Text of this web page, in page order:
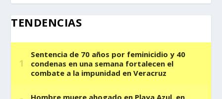
TENDENCIAS